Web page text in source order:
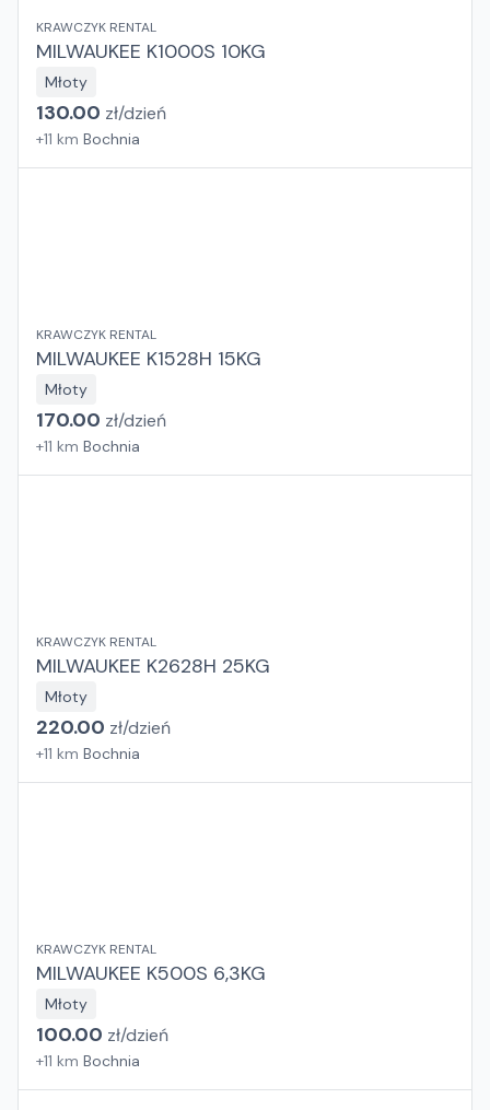
KRAWCZYK RENTAL
MILWAUKEE K1000S 10KG
Młoty
130.00 zł/dzień
+11 km Bochnia
KRAWCZYK RENTAL
MILWAUKEE K1528H 15KG
Młoty
170.00 zł/dzień
+11 km Bochnia
KRAWCZYK RENTAL
MILWAUKEE K2628H 25KG
Młoty
220.00 zł/dzień
+11 km Bochnia
KRAWCZYK RENTAL
MILWAUKEE K500S 6,3KG
Młoty
100.00 zł/dzień
+11 km Bochnia